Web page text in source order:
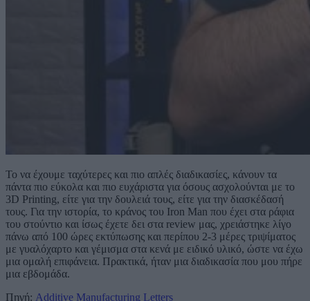
Το να έχουμε ταχύτερες και πιο απλές διαδικασίες, κάνουν τα
πάντα πιο εύκολα και πιο ευχάριστα για όσους ασχολούνται με το
3D Printing, είτε για την δουλειά τους, είτε για την διασκέδασή
τους. Για την ιστορία, το κράνος του Iron Man που έχει στα ράφια
του στούντιο και ίσως έχετε δει στα review μας, χρειάστηκε λίγο
πάνω από 100 ώρες εκτύπωσης και περίπου 2-3 μέρες τριψίματος
με γυαλόχαρτο και γέμισμα στα κενά με ειδικό υλικό, ώστε να έχω
μια ομαλή επιφάνεια. Πρακτικά, ήταν μια διαδικασία που μου πήρε
μια εβδομάδα.
Πηγή: Additive Manufacturing Letters